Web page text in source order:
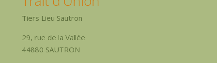
Tiers Lieu Sautron
29, rue de la Vallée
44880 SAUTRON